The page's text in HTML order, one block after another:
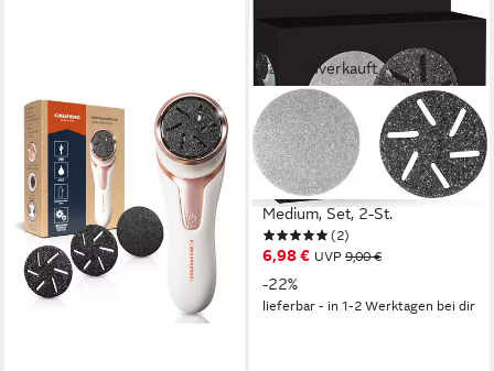
Fast ausverkauft
SILK'N
Hornhautentferner
Ersatzschleifscheiben
FreshPedi Refill discs 1 Fine 1
Medium, Set, 2-St.
(2)
6,98 € UVP 9,00 €
-22%
lieferbar - in 1-2 Werktagen bei dir